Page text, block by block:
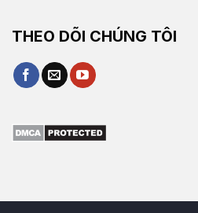
THEO DÕI CHÚNG TÔI